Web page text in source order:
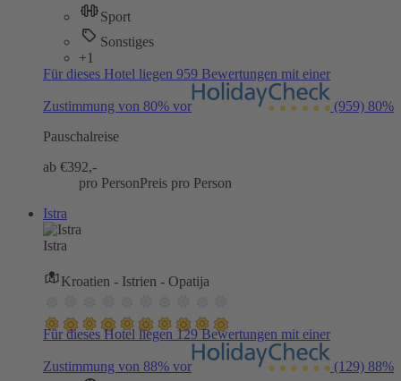
Sport
Sonstiges
+1
Für dieses Hotel liegen 959 Bewertungen mit einer
Zustimmung von 80% vor (959) 80%
Pauschalreise
ab €392,-
pro PersonPreis pro Person
Istra
Istra
Kroatien - Istrien - Opatija
Für dieses Hotel liegen 129 Bewertungen mit einer
Zustimmung von 88% vor (129) 88%